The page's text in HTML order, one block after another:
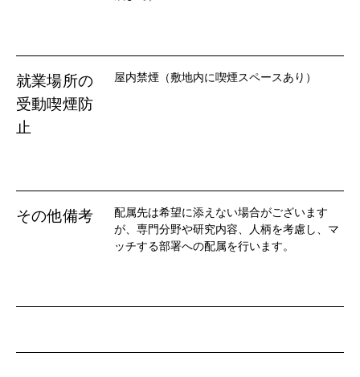
就業場所の
受動喫煙防
止
屋内禁煙（敷地内に喫煙スペースあり）
その他備考
配属先は希望に添えない場合がございます
が、専門分野や研究内容、人柄を考慮し、マ
ッチする部署への配属を行います。